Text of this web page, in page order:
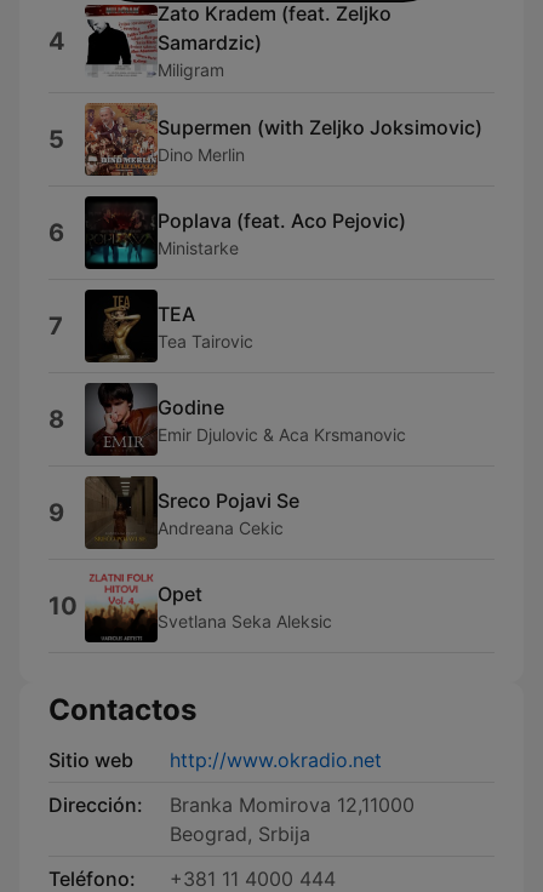
4
Zato Kradem (feat. Zeljko
Samardzic)
Miligram
5 Supermen (with Zeljko Joksimovic)
Dino Merlin
6 Poplava (feat. Aco Pejovic)
Ministarke
7 TEA
Tea Tairovic
8 Godine
Emir Djulovic & Aca Krsmanovic
9 Sreco Pojavi Se
Andreana Cekic
10 Opet
Svetlana Seka Aleksic
Contactos
Sitio web
http://www.okradio.net
Dirección:
Branka Momirova 12,11000
Beograd, Srbija
Teléfono:
+381 11 4000 444